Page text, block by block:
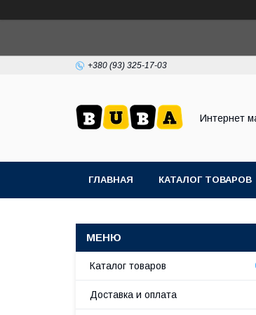
+380 (93) 325-17-03
Интернет
ГЛАВНАЯ КАТАЛОГ ТОВАРОВ
Каталог товаров
Доставка и оплата